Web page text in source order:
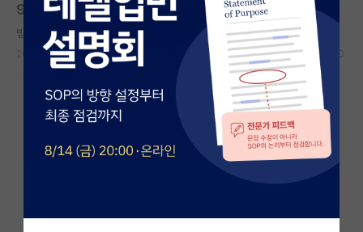
연구실&오픈랩
커뮤니티
커뮤니티 홈
전체글보기
베스트 게시판
자유 게시판(아무개랩)
98년생 미국 direct PhD 조언 부탁드립니다
방정맞은 마르셀 프루스트
2026.05.14 19 2386